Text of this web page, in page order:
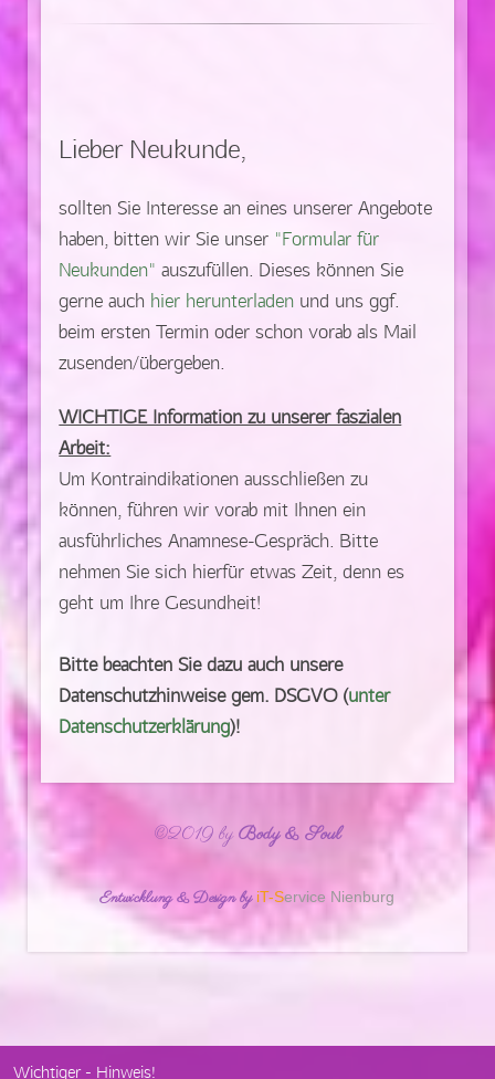
Lieber Neukunde,
sollten Sie Interesse an eines unserer Angebote
haben, bitten wir Sie unser "Formular für
Neukunden" auszufüllen. Dieses können Sie
gerne auch hier herunterladen und uns ggf.
beim ersten Termin oder schon vorab als Mail
zusenden/übergeben.
WICHTIGE Information zu unserer faszialen
Arbeit:
Um Kontraindikationen ausschließen zu
können, führen wir vorab mit Ihnen ein
ausführliches Anamnese-Gespräch. Bitte
nehmen Sie sich hierfür etwas Zeit, denn es
geht um Ihre Gesundheit!
Bitte beachten Sie dazu auch unsere
Datenschutzhinweise gem. DSGVO (unter
Datenschutzerklärung)!
©2019 by Body & Soul
Entwicklung & Design by iT-Service Nienburg
Wichtiger - Hinweis!